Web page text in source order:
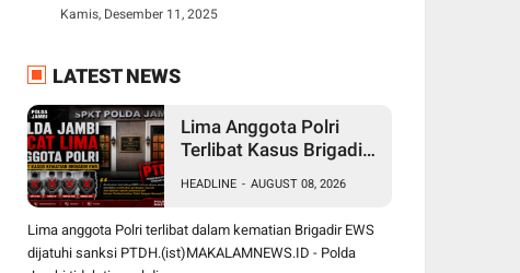
Kamis, Desember 11, 2025
LATEST NEWS
Lima Anggota Polri
Terlibat Kasus Brigadir
Tanjung Jabung Timur
Akhirnya Dipecat
HEADLINE - AUGUST 08, 2026
Lima anggota Polri terlibat dalam kematian Brigadir EWS
dijatuhi sanksi PTDH.(ist)MAKALAMNEWS.ID - Polda